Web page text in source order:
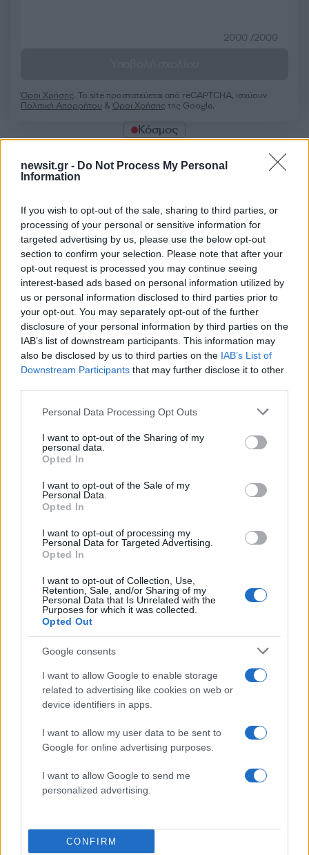
newsit.gr - Do Not Process My Personal
Information
If you wish to opt-out of the sale, sharing to third parties, or
processing of your personal or sensitive information for
targeted advertising by us, please use the below opt-out
section to confirm your selection. Please note that after your
opt-out request is processed you may continue seeing
interest-based ads based on personal information utilized by
us or personal information disclosed to third parties prior to
your opt-out. You may separately opt-out of the further
disclosure of your personal information by third parties on the
IAB’s list of downstream participants. This information may
also be disclosed by us to third parties on the IAB’s List of
Downstream Participants that may further disclose it to other
Please note that this website/app uses one or more Google
not limited to your visit or usage behaviour. You may click to
grant or deny consent to Google and its third-party tags to
use your data for below specified purposes in below Google
consent section.
Personal Data Processing Opt Outs
I want to opt-out of the Sharing of my
personal data.
Opted In
I want to opt-out of the Sale of my
Personal Data.
Opted In
I want to opt-out of processing my
Personal Data for Targeted Advertising.
Opted In
I want to opt-out of Collection, Use,
Retention, Sale, and/or Sharing of my
Personal Data that Is Unrelated with the
Purposes for which it was collected.
Opted Out
Google consents
I want to allow Google to enable storage
related to advertising like cookies on web or
device identifiers in apps.
I want to allow my user data to be sent to
Google for online advertising purposes.
I want to allow Google to send me
personalized advertising.
CONFIRM
2000 /2000
Όροι Χρήσης. Το site προστατεύεται από reCAPTCHA, ισχύουν
Πολιτική Απορρήτου &Όροι Χρήσης της Google.
Κόσμος
ΧΑΝΤΑΪΟΣ
Ακολουθήστε το Νewsit.gr στοGoogle Newsκαι
ενημερωθείτε πρώτοι για όλη την ειδησεογραφία και τα
τελευταία νέατης ημέρας
Πιο δημοφιλή
1 Κωνσταντίνος Αργυρός και Αλεξάνδρα
με τα δύο παιδιά τους
Η Άννα Βίσση ξετρελάθηκε με μπάντα που
πρότεινε συνεργασία
Θρήνος για τον Λιονέλ Μέσι – Πέθανε ο
Ελίζαμπεθ Ελέτσι και Νεκτάριος Λεμονίδης
πήγαν στον Άγιο Νεκτάριο Βούλας για να
Ηφαίστειο Σαντορίνης: Ένας 15χρονος που
δεν πρόλαβε να ξεφύγει από το τσουνάμι
προϊστορικής έκρηξης
Πιο σχολιασμένα
Βγήκαν ξανά τα μαχαίρια στην Ελπίδα
για τη Δημοκρατία: «Καρυστιανού,
Γρατσία και Γαλανός μετέτρεψαν το
κίνημα σε φοβικό αρχηγικό κόμμα»
Aναστέλλονται τα τακτικά ραντεβού του
αγγειοχειρουργού του νοσοκομείου
Χανίων επειδή κλάπηκε το μηχανάκι του
Στην Κρήτη ο Κυριάκος Μητσοτάκης,
συνεχίζει τις ολιγοήμερες διακοπές του –
73 ΕΛΑΣ: Ο Αλέξης Δέδες ο πρώτος
υποψήφιος βουλευτής του κόμματος –